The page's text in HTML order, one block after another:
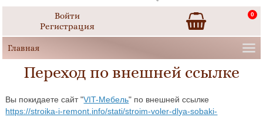
Войти
Регистрация
0
Переход по внешней ссылке
Вы покидаете сайт "VIT-Мебель" по внешней ссылке
https://stroika-i-remont.info/stati/stroim-voler-dlya-sobaki-